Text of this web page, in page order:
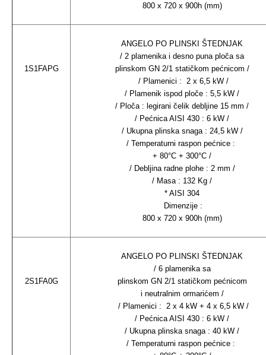
800 x 720 x 900h (mm)
1S1FAPG
ANGELO PO PLINSKI ŠTEDNJAK
/ 2 plamenika i desno puna ploča sa
plinskom GN 2/1 statičkom pećnicom /
/ Plamenici : 2 x 6,5 kW /
/ Plamenik ispod ploče : 5,5 kW /
/ Ploča : legirani čelik debljine 15 mm /
/ Pećnica AISI 430 : 6 kW /
/ Ukupna plinska snaga : 24,5 kW /
/ Temperaturni raspon pećnice :
+ 80°C + 300°C /
/ Debljina radne plohe : 2 mm /
/ Masa : 132 Kg /
* AISI 304
Dimenzije :
800 x 720 x 900h (mm)
2S1FA0G
ANGELO PO PLINSKI ŠTEDNJAK
/ 6 plamenika sa
plinskom GN 2/1 statičkom pećnicom
i neutralnim ormarićem /
/ Plamenici : 2 x 4 kW + 4 x 6,5 kW /
/ Pećnica AISI 430 : 6 kW /
/ Ukupna plinska snaga : 40 kW /
/ Temperaturni raspon pećnice :